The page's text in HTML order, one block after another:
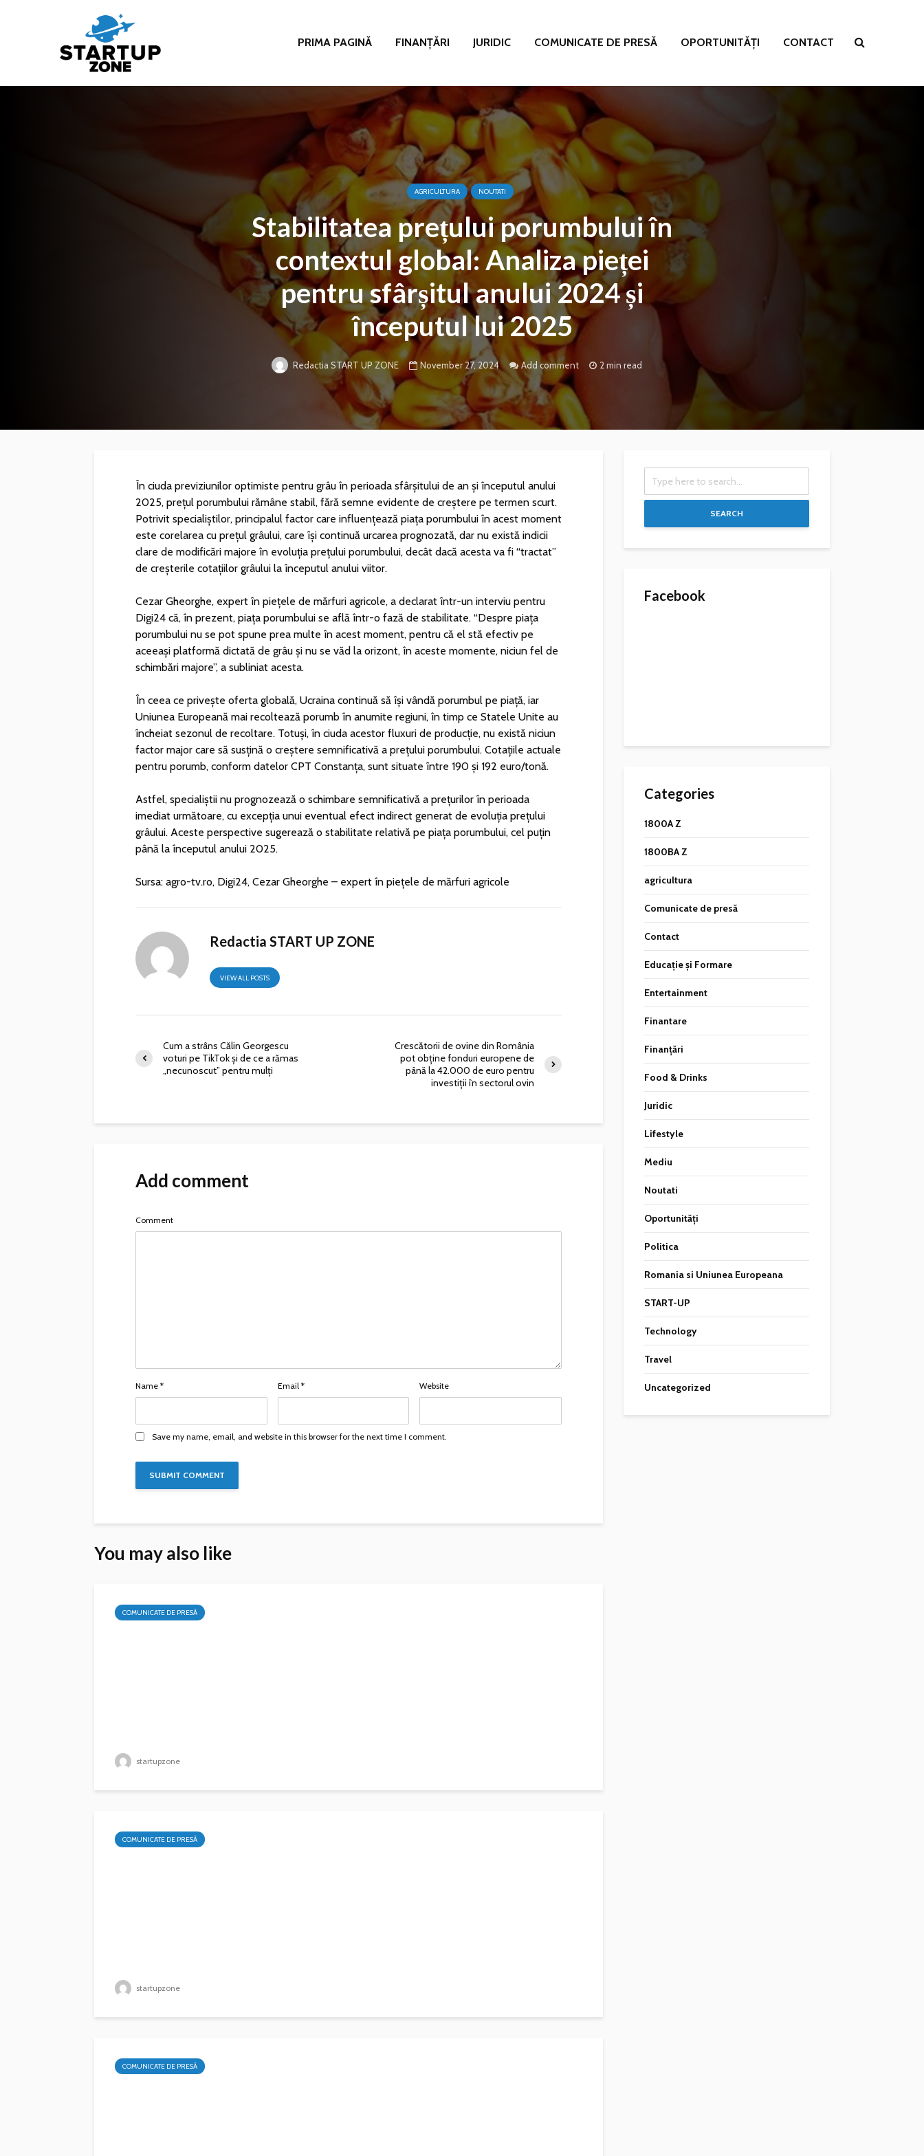
PRIMA PAGINĂ FINANȚĂRI JURIDIC COMUNICATE DE PRESĂ OPORTUNITĂȚI CONTACT
AGRICULTURA NOUTATI
Stabilitatea prețului porumbului în
contextul global: Analiza pieței
pentru sfârșitul anului 2024 și
începutul lui 2025
Redactia START UP ZONE November 27, 2024 Add comment 2 min read
În ciuda previziunilor optimiste pentru grâu în perioada sfârșitului de an și începutul anului
2025, prețul porumbului rămâne stabil, fără semne evidente de creștere pe termen scurt.
Potrivit specialiștilor, principalul factor care influențează piața porumbului în acest moment
este corelarea cu prețul grâului, care își continuă urcarea prognozată, dar nu există indicii
clare de modificări majore în evoluția prețului porumbului, decât dacă acesta va fi “tractat”
de creșterile cotațiilor grâului la începutul anului viitor.
Cezar Gheorghe, expert în piețele de mărfuri agricole, a declarat într-un interviu pentru
Digi24 că, în prezent, piața porumbului se află într-o fază de stabilitate. “Despre piața
porumbului nu se pot spune prea multe în acest moment, pentru că el stă efectiv pe
aceeași platformă dictată de grâu și nu se văd la orizont, în aceste momente, niciun fel de
schimbări majore”, a subliniat acesta.
În ceea ce privește oferta globală, Ucraina continuă să își vândă porumbul pe piață, iar
Uniunea Europeană mai recoltează porumb în anumite regiuni, în timp ce Statele Unite au
încheiat sezonul de recoltare. Totuși, în ciuda acestor fluxuri de producție, nu există niciun
factor major care să susțină o creștere semnificativă a prețului porumbului. Cotațiile actuale
pentru porumb, conform datelor CPT Constanța, sunt situate între 190 și 192 euro/tonă.
Astfel, specialiștii nu prognozează o schimbare semnificativă a prețurilor în perioada
imediat următoare, cu excepția unui eventual efect indirect generat de evoluția prețului
grâului. Aceste perspective sugerează o stabilitate relativă pe piața porumbului, cel puțin
până la începutul anului 2025.
Sursa: agro-tv.ro, Digi24, Cezar Gheorghe – expert în piețele de mărfuri agricole
Redactia START UP ZONE
VIEW ALL POSTS
Cum a strâns Călin Georgescu
voturi pe TikTok și de ce a rămas
„necunoscut” pentru mulți
Crescătorii de ovine din România
pot obține fonduri europene de
până la 42.000 de euro pentru
investiții în sectorul ovin
Add comment
Comment
Name * Email * Website
Save my name, email, and website in this browser for the next time I comment.
You may also like
COMUNICATE DE PRESĂ
startupzone
COMUNICATE DE PRESĂ
startupzone
COMUNICATE DE PRESĂ
SEARCH
Facebook
Categories
1800A Z
1800BA Z
agricultura
Comunicate de presă
Contact
Educație și Formare
Entertainment
Finantare
Finanțări
Food & Drinks
Juridic
Lifestyle
Mediu
Noutati
Oportunități
Politica
Romania si Uniunea Europeana
START-UP
Technology
Travel
Uncategorized